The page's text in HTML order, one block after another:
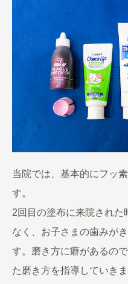
当院では、基本的にフッ
す。
2回目の塗布に来院され
なく、お子さまの歯みが
す。磨き方に癖があるの
た磨き方を指導していき